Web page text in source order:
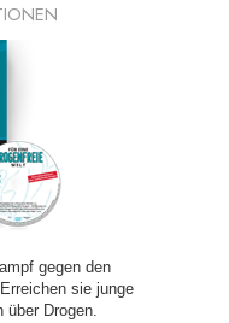
gegen den
sie junge
über Drogen.